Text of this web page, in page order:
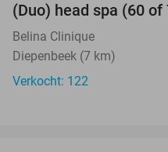
(Duo) head spa (60
Belina Clinique
Diepenbeek (7 km)
Verkocht: 122